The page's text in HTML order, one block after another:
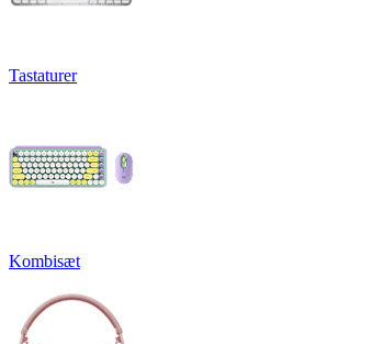
Tastaturer
Kombisæt